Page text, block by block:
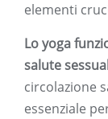
elementi
Lo yoga
salute
circolazione
essenziale